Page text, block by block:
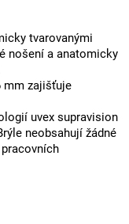
tvarovanými
nošení a anatomicky
mm zajišťuje
uvex supravision
neobsahují žádné